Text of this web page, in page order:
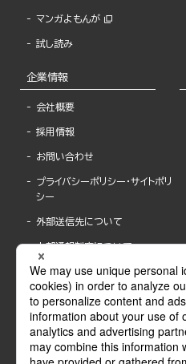
マンガよもんが
試し読み
企業情報
会社概要
採用情報
お問い合わせ
プライバシーポリシー・サイトポリ
シー
外部送信先について
内部通報制度について